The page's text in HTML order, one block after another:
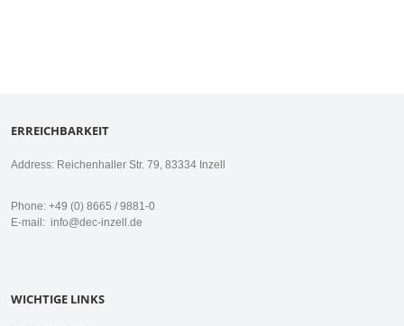
ERREICHBARKEIT
Address: Reichenhaller Str. 79, 83334 Inzell
Phone: +49 (0) 8665 / 9881-0
E-mail: info@dec-inzell.de
WICHTIGE LINKS